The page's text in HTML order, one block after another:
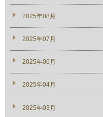
2025年08月
2025年07月
2025年06月
2025年04月
2025年03月